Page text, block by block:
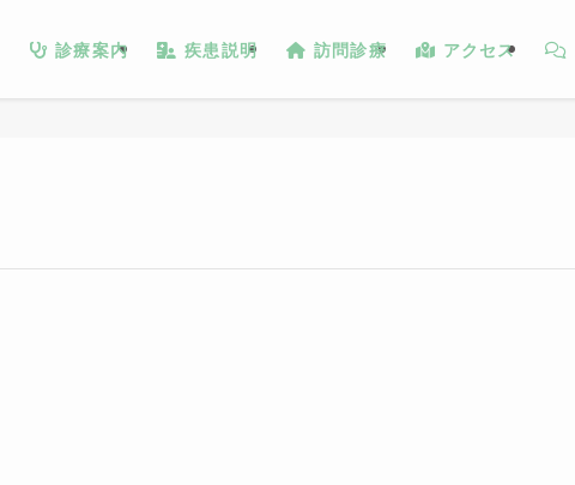
診療案内 疾患説明 訪問診療 アクセス